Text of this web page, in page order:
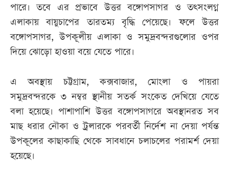
পারে। তবে এর প্রভাবে উত্তর বঙ্গোপসাগর ও তৎসংলগ্ন
এলাকায় বায়ুচাপের তারতম্য বৃদ্ধি পেয়েছে। ফলে উত্তর
বঙ্গোপসাগর, উপকূলীয় এলাকা ও সমুদ্রবন্দরগুলোর ওপর
দিয়ে ঝোড়ো হাওয়া বয়ে যেতে পারে।
এ অবস্থায় চট্টগ্রাম, কক্সবাজার, মোংলা ও পায়রা
সমুদ্রবন্দরকে ৩ নম্বর স্থানীয় সতর্ক সংকেত দেখিয়ে যেতে
বলা হয়েছে। পাশাপাশি উত্তর বঙ্গোপসাগরে অবস্থানরত সব
মাছ ধরার নৌকা ও ট্রলারকে পরবর্তী নির্দেশ না দেয়া পর্যন্ত
উপকূলের কাছাকাছি থেকে সাবধানে চলাচলের পরামর্শ দেয়া
হয়েছে।